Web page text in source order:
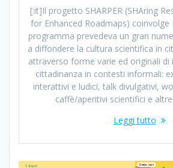
[:it]Il progetto SHARPER (SHAring
for Enhanced Roadmaps) coinvolge
programma prevedeva un gran
a diffondere la cultura scientifica in
attraverso forme varie ed originali di
cittadinanza in contesti informali:
interattivi e ludici, talk divulgativi,
caffè/aperitivi scientifici e
Leggi tutto